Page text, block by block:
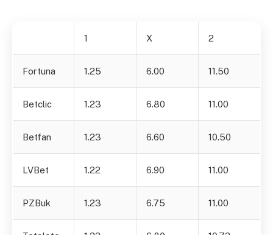
1 X 2
Fortuna 1.25 6.00 11.50
Betclic 1.23 6.80 11.00
Betfan 1.23 6.60 10.50
LVBet 1.22 6.90 11.00
PZBuk 1.23 6.75 11.00